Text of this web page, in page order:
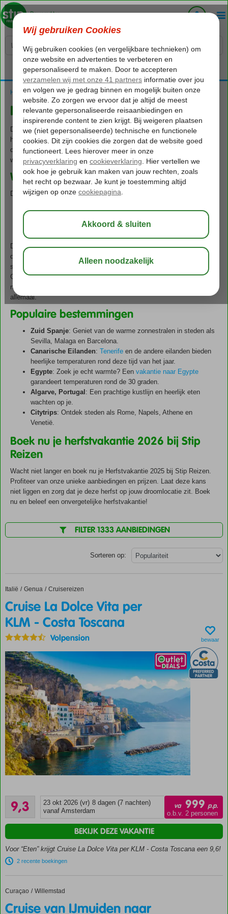
Voelt als thuiskomen...
Home Herfstvakantie 2026
Herfstvakantie 2026
De herfstvakantie staat weer voor de deur! Ben je al klaar voor
herfstvakantie 2025? Het is de ideale tijd om even te ontsnappen aan
de dagelijkse sleur en te genieten van een welverdiende vakantie. Wat
wordt jouw volgende bestemming?
Wanneer is de herfstvakantie 2026?
De herfstvakantie van 2026 valt op de volgende data:
Regio Noord:10 oktober 2026 t/m 18 oktober 2026
17 oktober 2026 t/m 25 oktober 2026
17 oktober 2026 t/m 25 oktober 2026
De herfst is een prachtig seizoen. De bladeren veranderen van kleur,
de temperaturen zijn aangenaam en de natuur is op zijn mooist. Maar
soms wil je gewoon even weg van de kou en de regen in Nederland.
Gelukkig biedt Stip Reizen een breed scala aan bestemmingen. Of je
nu op zoek bent naar zon, cultuur of avontuur, bij ons vind je het
allemaal.
Populaire bestemmingen
Zuid Spanje: Geniet van de warme zonnestralen in steden als
Sevilla, Malaga en Barcelona.
Canarische Eilanden: Tenerife en de andere eilanden bieden
heerlijke temperaturen rond deze tijd van het jaar.
Egypte: Zoek je echt warmte? Een vakantie naar Egypte
garandeert temperaturen rond de 30 graden.
Algarve, Portugal : Een prachtige kustlijn en heerlijk eten
wachten op je.
Citytrips: Ontdek steden als Rome, Napels, Athene en
Venetië.
Boek nu je herfstvakantie 2026 bij Stip
Reizen
Wacht niet langer en boek nu je Herfstvakantie 2025 bij Stip Reizen.
Profiteer van onze unieke aanbiedingen en prijzen. Laat deze kans
niet liggen en zorg dat je deze herfst op jouw droomlocatie zit. Boek
nu en beleef een onvergetelijke herfstvakantie!
FILTER 1333 AANBIEDINGEN
Sorteren op:
Home
Italië Genua Cruisereizen
Cruise La Dolce Vita per KLM - Costa Toscana
Cruise La Dolce Vita per
KLM - Costa Toscana
Volpension bewaar
cruise
per 4*+
Costa
per KLM
&
transfers
Cruise
o.b.v.
volpension
9,3
Uitstekend
9
beoordelingen
23 okt 2026 (vr) 8 dagen (7 nachten)
vanaf Amsterdam
va 999 p.p.
o.b.v. 2 personen
Voor “Eten” krijgt Cruise La Dolce Vita per KLM - Costa Toscana een 9,6!
2 recente boekingen
BEKIJK DEZE VAKANTIE
Home
Curaçao Willemstad
Cruise van IJmuiden naar Curaçao
Cruise van IJmuiden naar